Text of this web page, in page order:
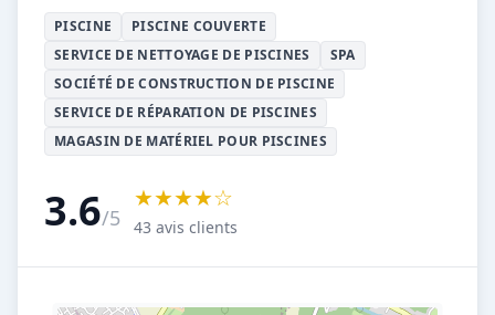
PISCINE
PISCINE COUVERTE
SERVICE DE NETTOYAGE DE PISCINES
SPA
SOCIÉTÉ DE CONSTRUCTION DE PISCINE
SERVICE DE RÉPARATION DE PISCINES
MAGASIN DE MATÉRIEL POUR PISCINES
3.6/5
★★★★☆
43 avis clients